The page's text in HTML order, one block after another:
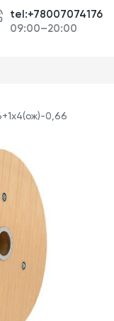
tel:+78007074176
09:00–20:00
0,66